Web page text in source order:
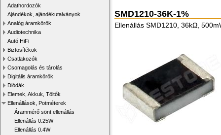
Adathordozók
Ajándékok, ajándékutalványok
Analóg áramkörök
Audiotechnika
Autó HiFi
Biztosítékok
Csatlakozók
Csomagolás és tárolás
Digitális áramkörök
Diódák
Elemek, Akkuk, Töltők
Ellenállások, Potméterek
Árammérő sönt ellenállás
Ellenállás 0.25W
Ellenállás 0.4W
SMD1210-36K-1%
Ellenállás SMD1210, 36kΩ,